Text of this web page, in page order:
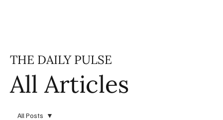
All Articles
THE DAILY PULSE
All Posts